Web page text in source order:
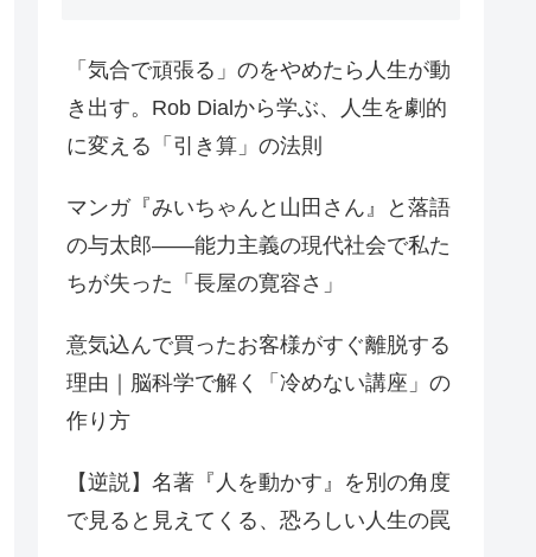
「気合で頑張る」のをやめたら人生が動
き出す。Rob Dialから学ぶ、人生を劇的
に変える「引き算」の法則
マンガ『みいちゃんと山田さん』と落語
の与太郎——能力主義の現代社会で私た
ちが失った「長屋の寛容さ」
意気込んで買ったお客様がすぐ離脱する
理由｜脳科学で解く「冷めない講座」の
作り方
【逆説】名著『人を動かす』を別の角度
で見ると見えてくる、恐ろしい人生の罠